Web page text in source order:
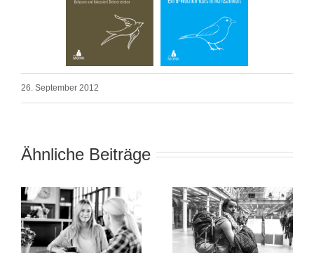
26. September 2012
Ähnliche Beiträge